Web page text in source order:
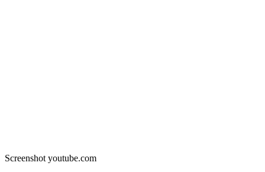
Screenshot youtube.com